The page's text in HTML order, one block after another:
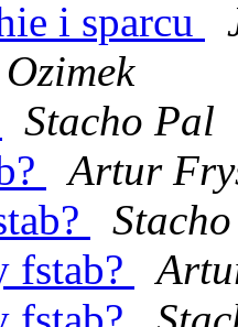
i sparcu
Stacho Pal
Artur
fstab?